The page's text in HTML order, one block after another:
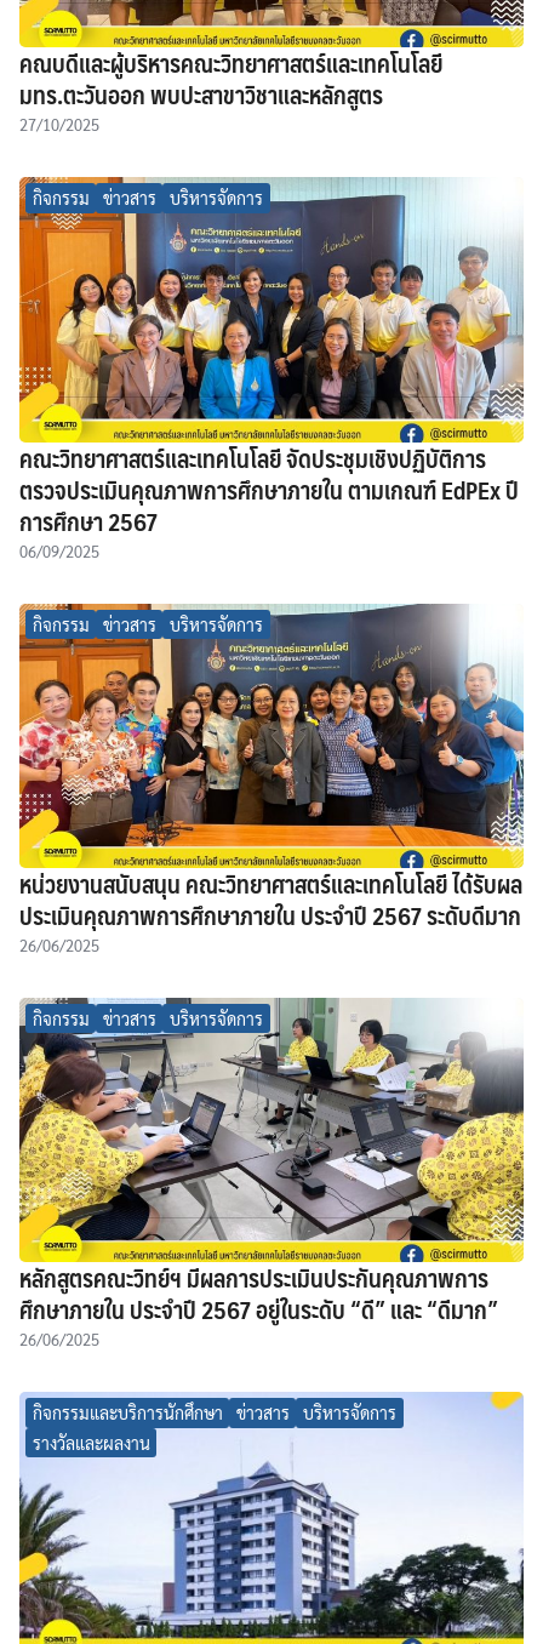
คณบดีและผู้บริหารคณะวิทยาศาสตร์และเทคโนโลยี
มทร.ตะวันออก พบปะสาขาวิชาและหลักสูตร
27/10/2025
กิจกรรม ข่าวสาร บริหารจัดการ
คณะวิทยาศาสตร์และเทคโนโลยี จัดประชุมเชิงปฏิบัติการ
ตรวจประเมินคุณภาพการศึกษาภายใน ตามเกณฑ์ EdPEx ปี
การศึกษา 2567
06/09/2025
กิจกรรม ข่าวสาร บริหารจัดการ
หน่วยงานสนับสนุน คณะวิทยาศาสตร์และเทคโนโลยี ได้รับผล
ประเมินคุณภาพการศึกษาภายใน ประจำปี 2567 ระดับดีมาก
26/06/2025
กิจกรรม ข่าวสาร บริหารจัดการ
หลักสูตรคณะวิทย์ฯ มีผลการประเมินประกันคุณภาพการ
ศึกษาภายใน ประจำปี 2567 อยู่ในระดับ “ดี” และ “ดีมาก”
26/06/2025
กิจกรรมและบริการนักศึกษา ข่าวสาร
บริหารจัดการ
รางวัลและผลงาน